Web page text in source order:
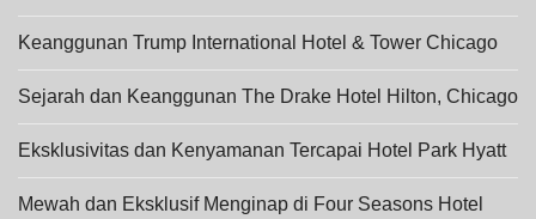
Keanggunan Trump International Hotel & Tower Chicago
Sejarah dan Keanggunan The Drake Hotel Hilton, Chicago
Eksklusivitas dan Kenyamanan Tercapai Hotel Park Hyatt
Mewah dan Eksklusif Menginap di Four Seasons Hotel